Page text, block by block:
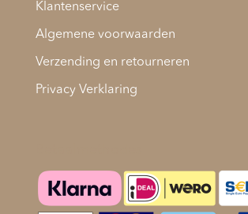
Klantenservice
Algemene voorwaarden
Verzending en retourneren
Privacy Verklaring